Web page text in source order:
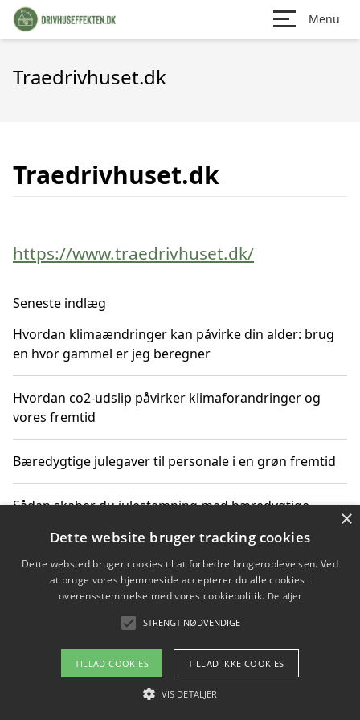
Menu
Traedrivhuset.dk
Traedrivhuset.dk
https://www.traedrivhuset.dk/
Seneste indlæg
Hvordan klimaændringer kan påvirke din alder: brug
en hvor gammel er jeg beregner
Hvordan co2-udslip påvirker klimaforandringer og
vores fremtid
Bæredygtige julegaver til personale i en grøn fremtid
Sådan skaber du julestemning med bæredygtige
Sådan skaber du et bæredygtigt hjem med familien i
Copyright 2026 - Pilanto Aps
Om / kontakt
×
Dette website bruger tracking cookies
Dette websted bruger cookies til at forbedre brugeroplevelsen. Ved
at bruge vores hjemmeside accepterer du alle cookies i
overensstemmelse med vores cookiepolitik. Detaljer
STRENGT NØDVENDIGE
TILLAD COOKIES TILLAD IKKE COOKIES
VIS DETALJER